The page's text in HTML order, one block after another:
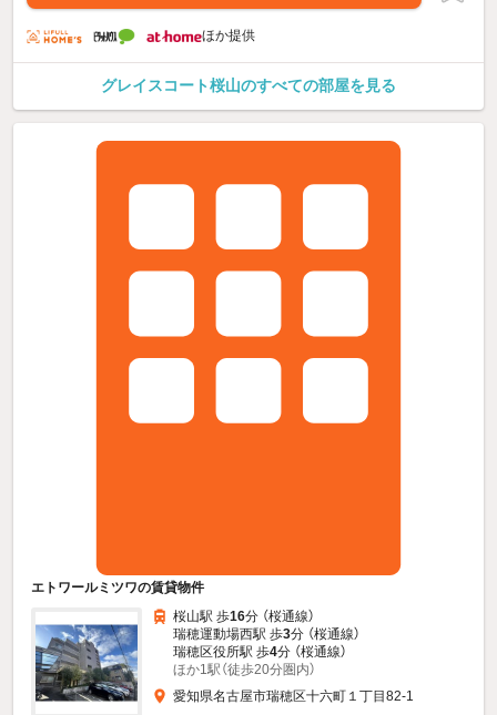
ほか提供
グレイスコート桜山のすべての部屋を見る
エトワールミツワの賃貸物件
桜山駅 歩16分 （桜通線）
瑞穂運動場西駅 歩3分 （桜通線）
瑞穂区役所駅 歩4分 （桜通線）
ほか1駅（徒歩20分圏内）
愛知県名古屋市瑞穂区十六町１丁目82-1